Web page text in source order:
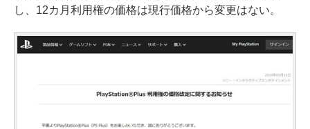
し、12カ月利用権の価格は現行価格から変更はない。